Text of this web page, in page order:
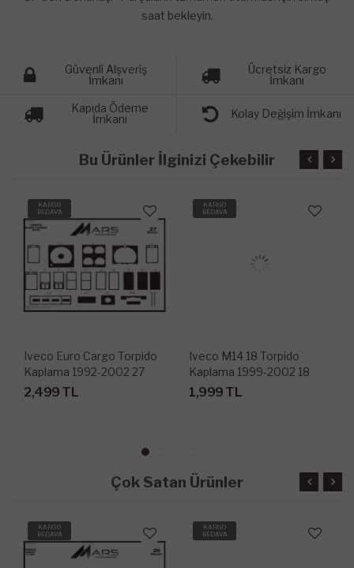
saat bekleyin.
Güvenli Alşveriş
İmkanı
Ücretsiz Kargo
İmkanı
Kapıda Ödeme
İmkanı
Kolay Değişim İmkanı
Bu Ürünler İlginizi Çekebilir
KARGO
BEDAVA
Iveco Euro Cargo Torpido
Kaplama 1992-2002 27
Parça
2,499 TL
KARGO
BEDAVA
Iveco M14 18 Torpido
Kaplama 1999-2002 18
Parça
1,999 TL
Çok Satan Ürünler
KARGO
BEDAVA
KARGO
BEDAVA